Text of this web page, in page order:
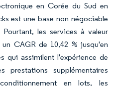
en Corée du Sud en
est une base non négociable
les services à valeur
CAGR de 10,42 % jusqu'en
qui assimilent l'expérience de
prestations supplémentaires
en lots, les